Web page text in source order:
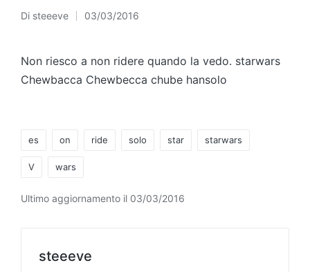
Pubblicato
Di steeeve 03/03/2016
Non riesco a non ridere quando la vedo. starwars
Chewbacca Chewbecca chube hansolo
es on ride solo star starwars
V wars
Ultimo aggiornamento il 03/03/2016
steeeve